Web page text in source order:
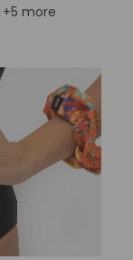
+5 more